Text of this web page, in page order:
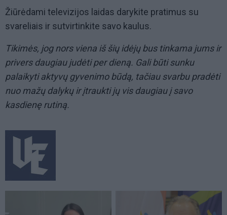
Žiūrėdami televizijos laidas darykite pratimus su
svareliais ir sutvirtinkite savo kaulus.
Tikimės, jog nors viena iš šių idėjų bus tinkama jums ir
privers daugiau judėti per dieną. Gali būti sunku
palaikyti aktyvų gyvenimo būdą, tačiau svarbu pradėti
nuo mažų dalykų ir įtraukti jų vis daugiau į savo
kasdienę rutiną.